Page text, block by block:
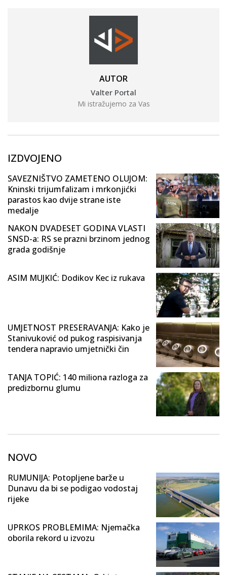
AUTOR
Valter Portal
Mi istražujemo za Vas
IZDVOJENO
SAVEZNIŠTVO ZAMETENO OLUJOM:
Kninski trijumfalizam i mrkonjićki
parastos kao dvije strane iste
medalje
NAKON DVADESET GODINA VLASTI
SNSD-a: RS se prazni brzinom jednog
grada godišnje
ASIM MUJKIĆ: Dodikov Kec iz rukava
UMJETNOST PRESERAVANJA: Kako je
Stanivuković od pukog raspisivanja
tendera napravio umjetnički čin
TANJA TOPIĆ: 140 miliona razloga za
predizbornu glumu
NOVO
RUMUNIJA: Potopljene barže u
Dunavu da bi se podigao vodostaj
rijeke
UPRKOS PROBLEMIMA: Njemačka
oborila rekord u izvozu